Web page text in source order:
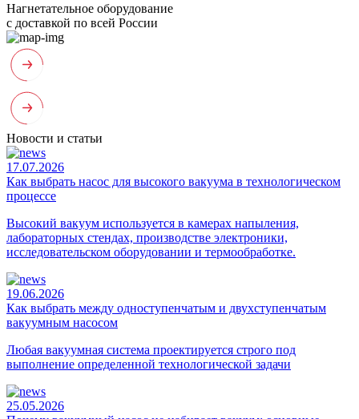
Нагнетательное оборудование
с доставкой по всей России
Новости и статьи
17.07.2026
Как выбрать насос для высокого вакуума в технологическом
процессе
Высокий вакуум используется в камерах напыления,
лабораторных стендах, производстве электроники,
исследовательском оборудовании и термообработке.
19.06.2026
Как выбрать между одноступенчатым и двухступенчатым
вакуумным насосом
Любая вакуумная система проектируется строго под
выполнение определенной технологической задачи
25.05.2026